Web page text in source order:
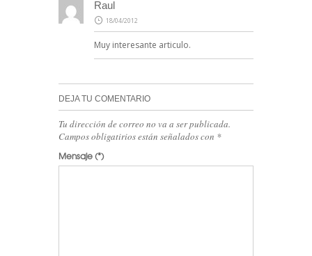
Raul
18/04/2012
Muy interesante articulo.
DEJA TU COMENTARIO
Tu dirección de correo no va a ser publicada.
Campos obligatirios están señalados con *
Mensaje(*)